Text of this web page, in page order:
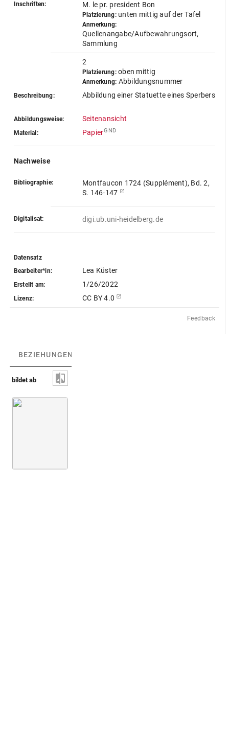
Inschriften: M. le pr. president Bon
Platzierung:unten mittig auf der Tafel
Anmerkung:
Quellenangabe/Aufbewahrungsort,
Sammlung
2
Platzierung:oben mittig
Anmerkung: Abbildungsnummer
Beschreibung: Abbildung einer Statuette eines Sperbers
Abbildungsweise: Seitenansicht
Material: PapierGND
Nachweise
Bibliographie:
Montfaucon 1724 (Supplément), Bd. 2,
S. 146-147
Digitalisat: digi.ub.uni-heidelberg.de
Datensatz
Bearbeiter*in:
Lea Küster
Erstellt am: 1/26/2022
Lizenz: CC BY 4.0
Feedback
BEZIEHUNGEN
bildet ab